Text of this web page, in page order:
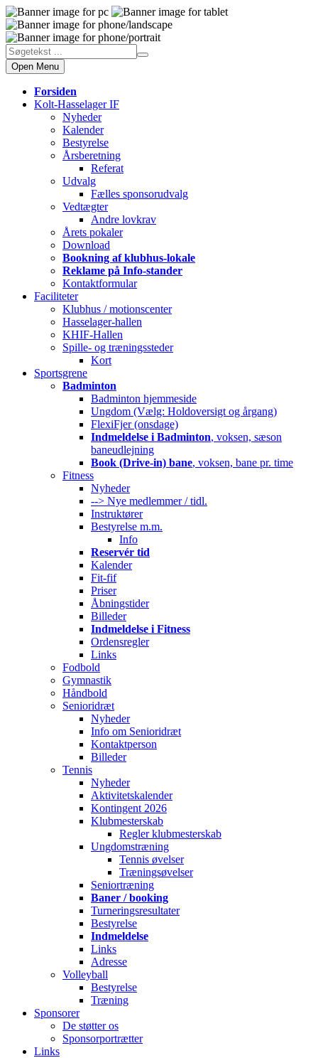
Open Menu
Forsiden
Kolt-Hasselager IF
Nyheder
Kalender
Bestyrelse
Årsberetning
Referat
Udvalg
Fælles sponsorudvalg
Vedtægter
Andre lovkrav
Årets pokaler
Download
Bookning af klubhus-lokale
Reklame på Info-stander
Kontaktformular
Faciliteter
Klubhus / motionscenter
Hasselager-hallen
KHIF-Hallen
Spille- og træningssteder
Kort
Sportsgrene
Badminton
Badminton hjemmeside
Ungdom (Vælg: Holdoversigt og årgang)
FlexiFjer (onsdage)
Indmeldelse i Badminton, voksen, sæson
baneudlejning
Book (Drive-in) bane, voksen, bane pr. time
Fitness
Nyheder
--> Nye medlemmer / tidl.
Instruktører
Bestyrelse m.m.
Info
Reservér tid
Kalender
Fit-fif
Priser
Åbningstider
Billeder
Indmeldelse i Fitness
Ordensregler
Links
Fodbold
Gymnastik
Håndbold
Senioridræt
Nyheder
Info om Senioridræt
Kontaktperson
Billeder
Tennis
Nyheder
Aktivitetskalender
Kontingent 2026
Klubmesterskab
Regler klubmesterskab
Ungdomstræning
Tennis øvelser
Træningsøvelser
Seniortræning
Baner / booking
Turneringsresultater
Bestyrelse
Indmeldelse
Links
Adresse
Volleyball
Bestyrelse
Træning
Sponsorer
De støtter os
Sponsorportrætter
Links